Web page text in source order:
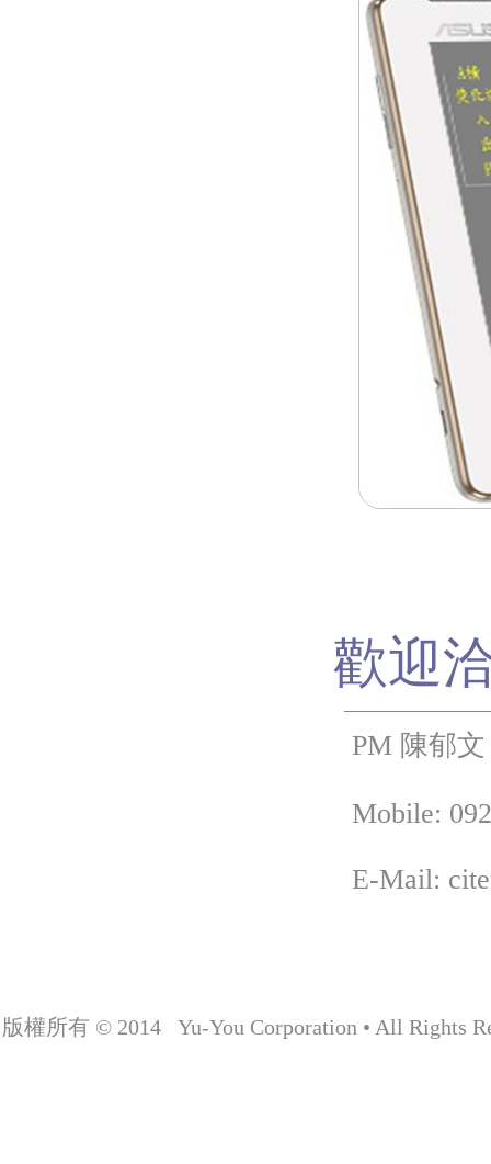
歡迎
PM 陳郁文
Mobile:
E-Mail:
版權所有 © 2014 Yu-You Corporation • All Rights